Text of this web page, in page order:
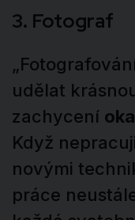
3. Fotograf
udělat
zachycení
Když
novými
práce